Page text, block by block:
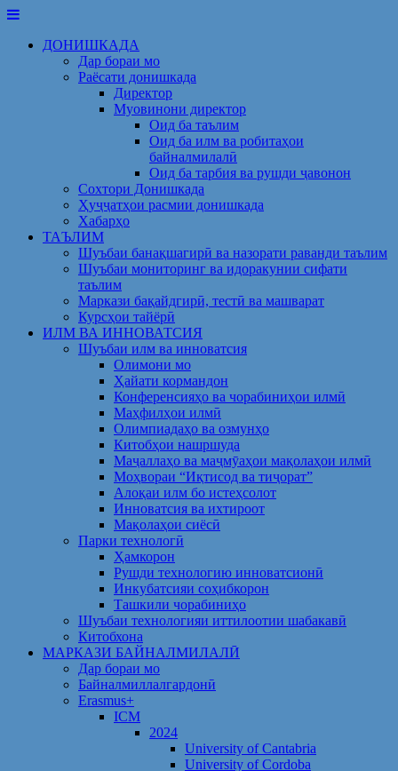
Skip
contentДОНИШКАДА
Дар бораи мо
Раёсати донишкада
Директор
Муовинони директор
Оид ба таълим
Оид ба илм ва робитаҳои
байналмилалӣ
Оид ба тарбия ва рушди ҷавонон
Сохтори Донишкада
Ҳуҷҷатҳои расмии донишкада
Хабарҳо
ТАЪЛИМ
Шуъбаи банақшагирӣ ва назорати раванди таълим
Шуъбаи мониторинг ва идоракунии сифати
таълим
Маркази бақайдгирӣ, тестӣ ва машварат
Курсҳои тайёрӣ
ИЛМ ВА ИННОВАТСИЯ
Шуъбаи илм ва инноватсия
Олимони мо
Ҳайати кормандон
Конференсияҳо ва чорабиниҳои илмӣ
Маҳфилҳои илмӣ
Олимпиадаҳо ва озмунҳо
Китобҳои нашршуда
Маҷаллаҳо ва маҷмӯаҳои мақолаҳои илмӣ
Моҳвораи “Иқтисод ва тиҷорат”
Алоқаи илм бо истеҳсолот
Инноватсия ва ихтироот
Мақолаҳои сиёсӣ
Парки технологӣ
Ҳамкорон
Рушди технологию инноватсионӣ
Инкубатсияи соҳибкорон
Ташкили чорабиниҳо
Шуъбаи технологияи иттилоотии шабакавӣ
Китобхона
МАРКАЗИ БАЙНАЛМИЛАЛӢ
Дар бораи мо
Байналмиллалгардонӣ
Erasmus+
ICM
2024
University of Cantabria
University of Cordoba